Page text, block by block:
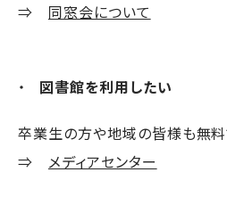
⇒ 同窓会について
図書館を利用したい
卒業生の方や地域の皆様も無料
⇒ メディアセンター